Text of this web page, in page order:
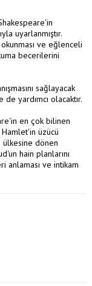
uyarlanmıştır.
ve eğlenceli
becerilerini
sağlayacak
yardımcı olacaktır.
en çok bilinen
üzücü
ülkesine dönen
hain planlarını
anlaması ve intikam